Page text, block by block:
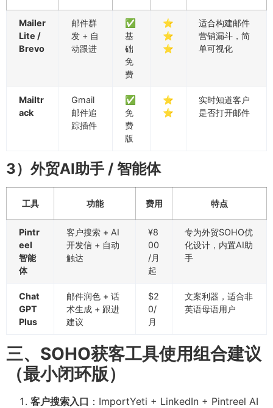
Mailer
Lite /
Brevo
邮件群
发 + 自
动跟进
✅
基
础
免
费
⭐
⭐
⭐
适合构建邮件
营销漏斗，简
单可视化
Mailtr
ack
Gmail
邮件追
踪插件
✅
免
费
版
⭐
⭐
实时知道客户
是否打开邮件
3）外贸AI助手 / 智能体
工具 功能 费用 特点
Pintr
eel
智能
体
客户搜索 + AI
开发信 + 自动
触达
¥8
00
/月
起
专为外贸SOHO优
化设计，内置AI助
手
Chat
GPT
Plus
邮件润色 + 话
术生成 + 跟进
建议
$2
0/
月
文案利器，适合非
英语母语用户
三、SOHO获客工具使用组合建议
（最小闭环版）
客户搜索入口 ：ImportYeti + LinkedIn + Pintreel AI